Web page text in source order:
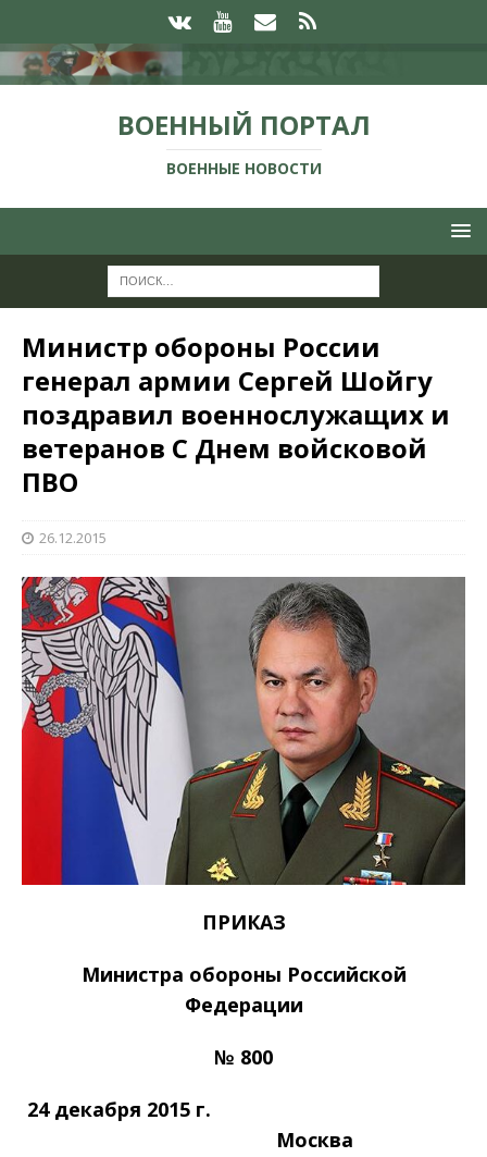
ВОЕННЫЙ ПОРТАЛ
ВОЕННЫЕ НОВОСТИ
Министр обороны России
генерал армии Сергей Шойгу
поздравил военнослужащих и
ветеранов С Днем войсковой
ПВО
26.12.2015
ПРИКАЗ
Министра обороны Российской
Федерации
№ 800
24 декабря 2015 г.
Москва